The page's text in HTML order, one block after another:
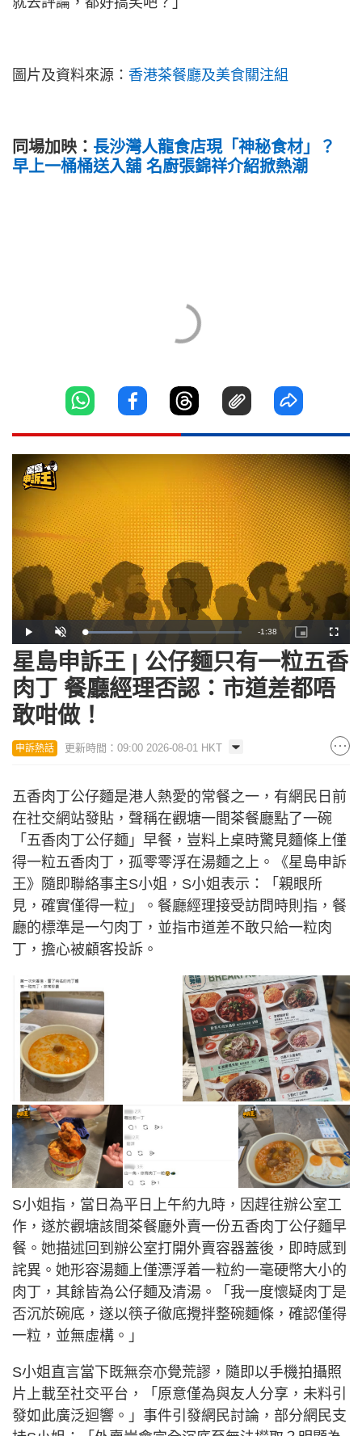
圖片及資料來源： 香港茶餐廳及美食關注組
同場加映： 長沙灣人龍食店現「神秘食材」？
早上一桶桶送入舖 名廚張錦祥介紹掀熱潮
Play Unmute Loaded:
30.46%
Remaining
-1:38
Picture-
in-
Picture
星島申訴王 | 公仔麵只有一粒五香
肉丁 餐廳經理否認：市道差都唔
敢咁做！
申訴熱話 更新時間：09:00 2026-08-01 HKT
五香肉丁公仔麵是港人熱愛的常餐之一，有網民日前
在社交網站發貼，聲稱在觀塘一間茶餐廳點了一碗
「五香肉丁公仔麵」早餐，豈料上桌時驚見麵條上僅
得一粒五香肉丁，孤零零浮在湯麵之上。《星島申訴
王》隨即聯絡事主S小姐，S小姐表示：「親眼所
見，確實僅得一粒」。餐廳經理接受訪問時則指，餐
廳的標準是一勺肉丁，並指市道差不敢只給一粒肉
丁，擔心被顧客投訴。
S小姐指，當日為平日上午約九時，因趕往辦公室工
作，遂於觀塘該間茶餐廳外賣一份五香肉丁公仔麵早
餐。她描述回到辦公室打開外賣容器蓋後，即時感到
詫異。她形容湯麵上僅漂浮着一粒約一毫硬幣大小的
肉丁，其餘皆為公仔麵及清湯。「我一度懷疑肉丁是
否沉於碗底，遂以筷子徹底攪拌整碗麵條，確認僅得
一粒，並無虛構。」
S小姐直言當下既無奈亦覺荒謬，隨即以手機拍攝照
片上載至社交平台，「原意僅為與友人分享，未料引
發如此廣泛迴響。」事件引發網民討論，部分網民支